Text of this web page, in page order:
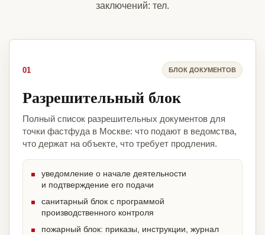
заключений: тел.
01 БЛОК ДОКУМЕНТОВ
Разрешительный блок
Полный список разрешительных документов для
точки фастфуда в Москве: что подают в ведомства,
что держат на объекте, что требует продления.
уведомление о начале деятельности
и подтверждение его подачи
санитарный блок с программой
производственного контроля
пожарный блок: приказы, инструкции, журнал